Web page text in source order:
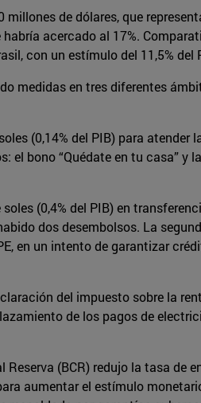
de dólares, que
acercado al 17%.
con un estímulo del 11,5% del
medidas en tres diferentes
(0,14% del PIB) para atender
bono “Quédate en tu casa” y
(0,4% del PIB) en
dos desembolsos. La
en un intento de garantizar
del impuesto sobre la
de los pagos de
(BCR) redujo la tasa de
aumentar el estímulo